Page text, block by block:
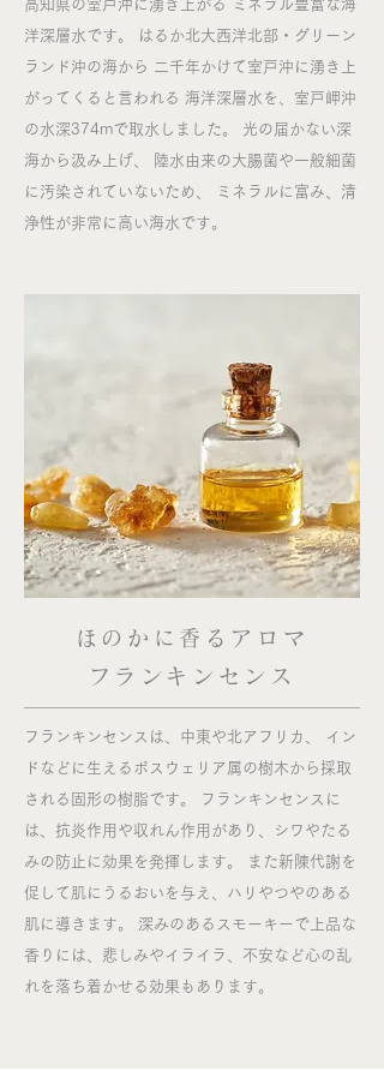
高知県の室戸沖に湧き上がる ミネラル豊富な海
洋深層水です。 はるか北大西洋北部・グリーン
ランド沖の海から 二千年かけて室戸沖に湧き上
がってくると言われる 海洋深層水を、室戸岬沖
の水深374mで取水しました。 光の届かない深
海から汲み上げ、 陸水由来の大腸菌や一般細菌
に汚染されていないため、 ミネラルに富み、清
浄性が非常に高い海水です。
ほのかに香るアロマ
フランキンセンス
フランキンセンスは、中東や北アフリカ、 イン
ドなどに生えるボスウェリア属の樹木から採取
される固形の樹脂です。 フランキンセンスに
は、抗炎作用や収れん作用があり、シワやたる
みの防止に効果を発揮します。 また新陳代謝を
促して肌にうるおいを与え、ハリやつやのある
肌に導きます。 深みのあるスモーキーで上品な
香りには、悲しみやイライラ、不安など心の乱
れを落ち着かせる効果もあります。